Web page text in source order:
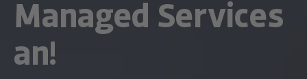
Managed Services
an!